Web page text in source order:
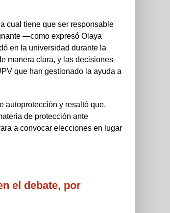
cual tiene que ser responsable
—como expresó Olaya
en la universidad durante la
manera clara, y las decisiones
que han gestionado la ayuda a
autoprotección y resaltó que,
de protección ante
a convocar elecciones en lugar
el debate, por